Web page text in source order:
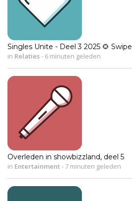
Singles Unite - Deel 3 2025 🌻
in Relaties- 6 minuten geleden
Overleden in showbizzland, deel 5
in Entertainment- 7 minuten geleden